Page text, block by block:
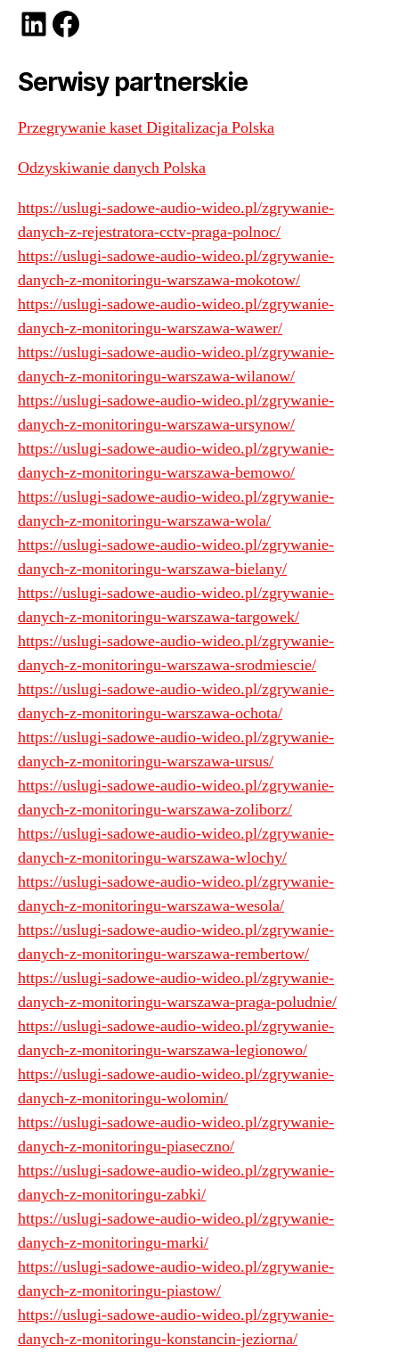
LinkedIn
Facebook
Serwisy partnerskie
Przegrywanie kaset Digitalizacja Polska
Odzyskiwanie danych Polska
https://uslugi-sadowe-audio-wideo.pl/zgrywanie-
danych-z-rejestratora-cctv-praga-polnoc/
https://uslugi-sadowe-audio-wideo.pl/zgrywanie-
danych-z-monitoringu-warszawa-mokotow/
https://uslugi-sadowe-audio-wideo.pl/zgrywanie-
danych-z-monitoringu-warszawa-wawer/
https://uslugi-sadowe-audio-wideo.pl/zgrywanie-
danych-z-monitoringu-warszawa-wilanow/
https://uslugi-sadowe-audio-wideo.pl/zgrywanie-
danych-z-monitoringu-warszawa-ursynow/
https://uslugi-sadowe-audio-wideo.pl/zgrywanie-
danych-z-monitoringu-warszawa-bemowo/
https://uslugi-sadowe-audio-wideo.pl/zgrywanie-
danych-z-monitoringu-warszawa-wola/
https://uslugi-sadowe-audio-wideo.pl/zgrywanie-
danych-z-monitoringu-warszawa-bielany/
https://uslugi-sadowe-audio-wideo.pl/zgrywanie-
danych-z-monitoringu-warszawa-targowek/
https://uslugi-sadowe-audio-wideo.pl/zgrywanie-
danych-z-monitoringu-warszawa-srodmiescie/
https://uslugi-sadowe-audio-wideo.pl/zgrywanie-
danych-z-monitoringu-warszawa-ochota/
https://uslugi-sadowe-audio-wideo.pl/zgrywanie-
danych-z-monitoringu-warszawa-ursus/
https://uslugi-sadowe-audio-wideo.pl/zgrywanie-
danych-z-monitoringu-warszawa-zoliborz/
https://uslugi-sadowe-audio-wideo.pl/zgrywanie-
danych-z-monitoringu-warszawa-wlochy/
https://uslugi-sadowe-audio-wideo.pl/zgrywanie-
danych-z-monitoringu-warszawa-wesola/
https://uslugi-sadowe-audio-wideo.pl/zgrywanie-
danych-z-monitoringu-warszawa-rembertow/
https://uslugi-sadowe-audio-wideo.pl/zgrywanie-
danych-z-monitoringu-warszawa-praga-poludnie/
https://uslugi-sadowe-audio-wideo.pl/zgrywanie-
danych-z-monitoringu-warszawa-legionowo/
https://uslugi-sadowe-audio-wideo.pl/zgrywanie-
danych-z-monitoringu-wolomin/
https://uslugi-sadowe-audio-wideo.pl/zgrywanie-
danych-z-monitoringu-piaseczno/
https://uslugi-sadowe-audio-wideo.pl/zgrywanie-
danych-z-monitoringu-zabki/
https://uslugi-sadowe-audio-wideo.pl/zgrywanie-
danych-z-monitoringu-marki/
https://uslugi-sadowe-audio-wideo.pl/zgrywanie-
danych-z-monitoringu-piastow/
https://uslugi-sadowe-audio-wideo.pl/zgrywanie-
danych-z-monitoringu-konstancin-jeziorna/